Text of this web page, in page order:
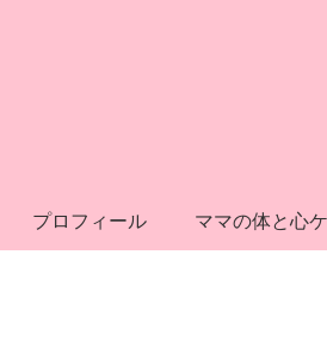
プロフィール ママの体と心